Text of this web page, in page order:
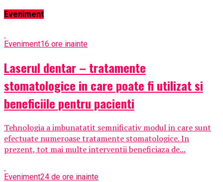
Eveniment
Eveniment16 ore inainte
Laserul dentar – tratamente
stomatologice in care poate fi utilizat si
beneficiile pentru pacienti
Tehnologia a imbunatatit semnificativ modul in care sunt
efectuate numeroase tratamente stomatologice. In
prezent, tot mai multe interventii beneficiaza de...
Eveniment24 de ore inainte